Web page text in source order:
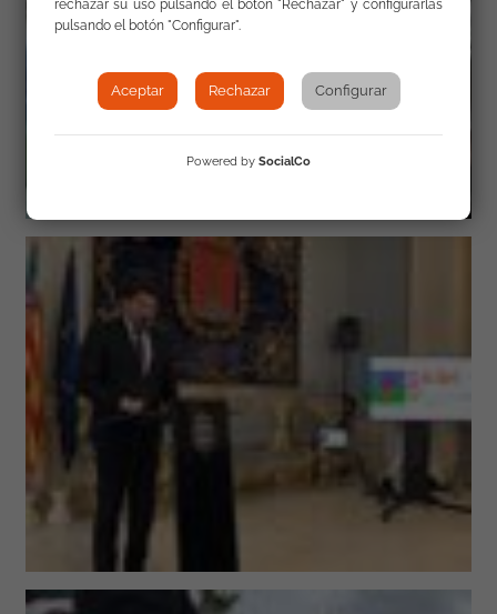
rechazar su uso pulsando el botón "Rechazar" y configurarlas
pulsando el botón "Configurar".
Aceptar Rechazar Configurar
Powered by SocialCo